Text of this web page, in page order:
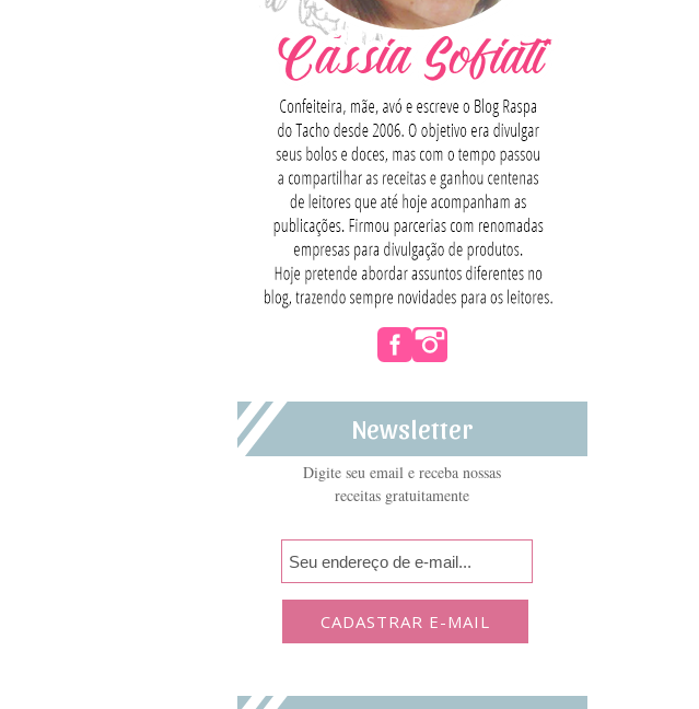
Newsletter
Digite seu email e receba nossas
receitas gratuitamente